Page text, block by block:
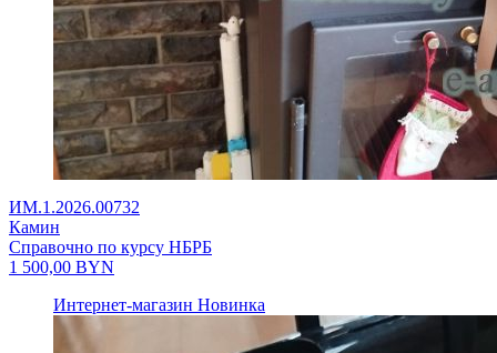
ИМ.1.2026.00732
Камин
Справочно по курсу НБРБ
1 500,00 BYN
Интернет-магазин Новинка